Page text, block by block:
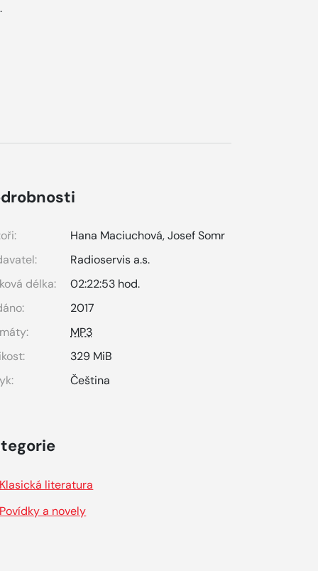
Hana Maciuchová,Josef Somr
Radioservis a.s.
délka:
02:22:53 hod.
2017
MP3
329 MiB
Čeština
Klasická literatura
Povídky a novely